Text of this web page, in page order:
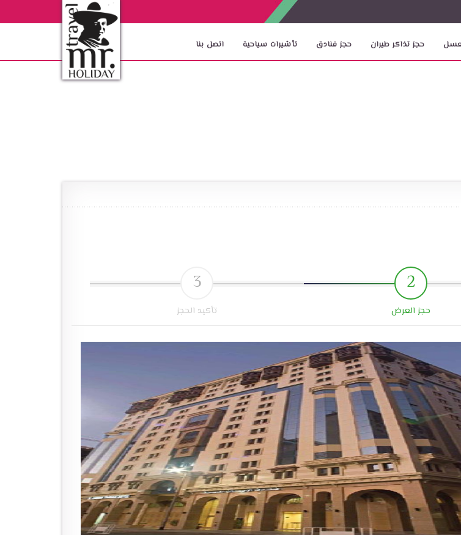
حجز تذاكر طيران حجز فنادق تأشيرات سياحية اتصل بنا
2
حجز العرض
3
تأكيد الحجز